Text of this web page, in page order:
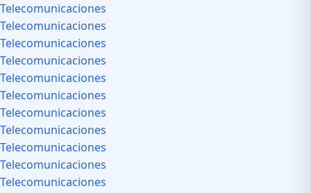
Telecomunicaciones
Telecomunicaciones
Telecomunicaciones
Telecomunicaciones
Telecomunicaciones
Telecomunicaciones
Telecomunicaciones
Telecomunicaciones
Telecomunicaciones
Telecomunicaciones
Telecomunicaciones